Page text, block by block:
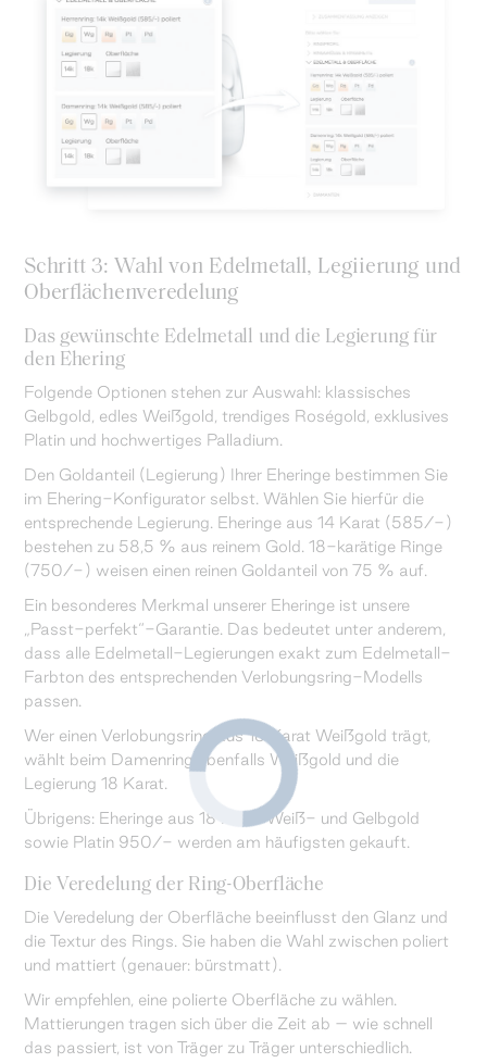
Schritt 3: Wahl von Edelmetall, Legiierung und
Oberflächenveredelung
Das gewünschte Edelmetall und die Legierung für
den Ehering
Folgende Optionen stehen zur Auswahl: klassisches
Gelbgold, edles Weißgold, trendiges Roségold, exklusives
Platin und hochwertiges Palladium.
Den Goldanteil (Legierung) Ihrer Eheringe bestimmen Sie
im Ehering-Konfigurator selbst. Wählen Sie hierfür die
entsprechende Legierung. Eheringe aus 14 Karat (585/-)
bestehen zu 58,5 % aus reinem Gold. 18-karätige Ringe
(750/-) weisen einen reinen Goldanteil von 75 % auf.
Ein besonderes Merkmal unserer Eheringe ist unsere
„Passt-perfekt“-Garantie. Das bedeutet unter anderem,
dass alle Edelmetall-Legierungen exakt zum Edelmetall-
Farbton des entsprechenden Verlobungsring-Modells
passen.
Wer einen Verlobungsring aus 18 Karat Weißgold trägt,
wählt beim Damenring ebenfalls Weißgold und die
Legierung 18 Karat.
Übrigens: Eheringe aus 18 Karat Weiß- und Gelbgold
sowie Platin 950/- werden am häufigsten gekauft.
Die Veredelung der Ring-Oberfläche
Die Veredelung der Oberfläche beeinflusst den Glanz und
die Textur des Rings. Sie haben die Wahl zwischen poliert
und mattiert (genauer: bürstmatt).
Wir empfehlen, eine polierte Oberfläche zu wählen.
Mattierungen tragen sich über die Zeit ab – wie schnell
das passiert, ist von Träger zu Träger unterschiedlich.